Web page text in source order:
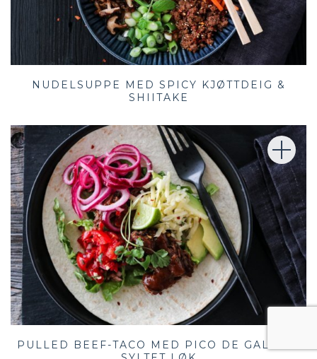
NUDELSUPPE MED SPICY KJØTTDEIG &
SHIITAKE
PULLED BEEF-TACO MED PICO DE GALLO &